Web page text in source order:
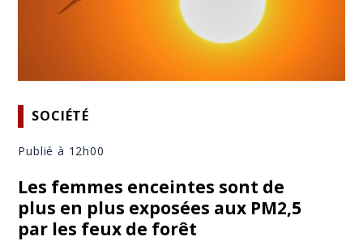
SOCIÉTÉ
Publié à 12h00
Les femmes enceintes sont de
plus en plus exposées aux PM2,5
par les feux de forêt